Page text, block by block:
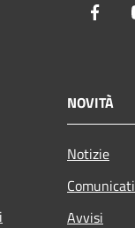
NOVITÀ
Notizie
Comunicati
Avvisi